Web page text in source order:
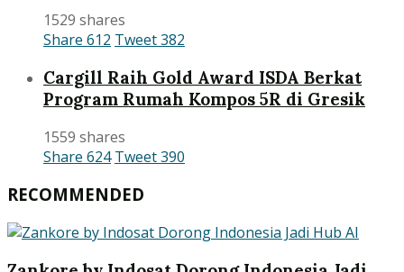
1529 shares
Share 612 Tweet382
Cargill Raih Gold Award ISDA Berkat
Program Rumah Kompos 5R di Gresik
1559 shares
Share 624 Tweet390
RECOMMENDED